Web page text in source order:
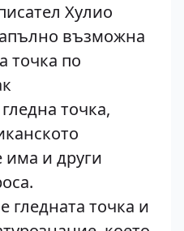
Хулио
възможна
точка по
точка,
има и други
точка и